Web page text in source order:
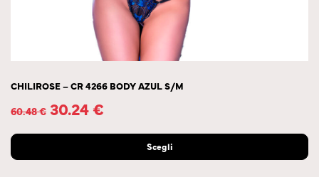
CHILIROSE – CR 4266 BODY AZUL S/M
60.48€ 30.24€
Scegli